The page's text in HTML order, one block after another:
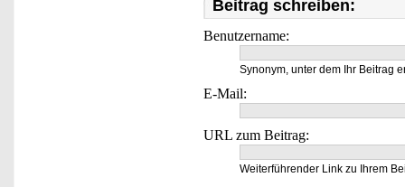
Beitrag schreiben:
Benutzername:
Synonym, unter dem Ihr Beitrag
E-Mail:
URL zum Beitrag:
Weiterführender Link zu Ihrem